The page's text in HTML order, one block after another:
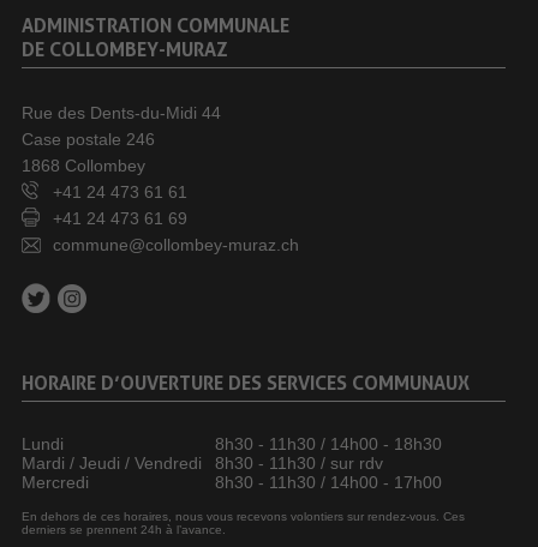
ADMINISTRATION COMMUNALE
DE COLLOMBEY-MURAZ
Rue des Dents-du-Midi 44
Case postale 246
1868 Collombey
+41 24 473 61 61
+41 24 473 61 69
commune@collombey-muraz.ch
HORAIRE D’OUVERTURE DES SERVICES COMMUNAUX
Lundi
8h30 - 11h30 / 14h00 - 18h30
Mardi / Jeudi / Vendredi
8h30 - 11h30 / sur rdv
Mercredi
8h30 - 11h30 / 14h00 - 17h00
En dehors de ces horaires, nous vous recevons volontiers sur rendez-vous. Ces
derniers se prennent 24h à l’avance.